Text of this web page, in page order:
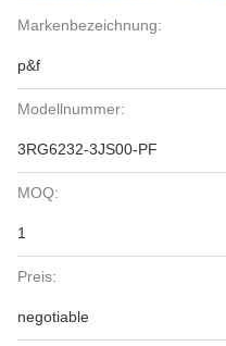
Markenbezeichnung:
p&f
Modellnummer:
3RG6232-3JS00-PF
MOQ:
1
Preis:
negotiable